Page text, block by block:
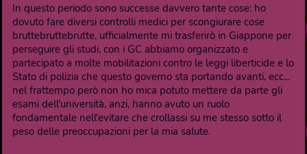
In questo periodo sono successe davvero tante cose: ho
dovuto fare diversi controlli medici per scongiurare cose
bruttebruttebrutte, ufficialmente mi trasferirò in Giappone per
perseguire gli studi, con i GC abbiamo organizzato e
partecipato a molte mobilitazioni contro le leggi liberticide e lo
Stato di polizia che questo governo sta portando avanti, ecc...
nel frattempo però non ho mica potuto mettere da parte gli
esami dell'università, anzi, hanno avuto un ruolo
fondamentale nell'evitare che crollassi su me stesso sotto il
peso delle preoccupazioni per la mia salute.